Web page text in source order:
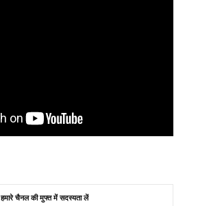
हमारे चैनल की मुफ्त में सदस्यता लें